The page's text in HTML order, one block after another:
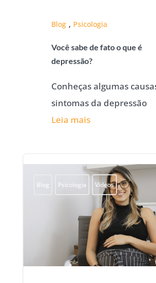
Blog , Psicologia
Você sabe de fato o que é
depressão?
Conheças algumas
sintomas da depressão
Leia mais
Blog Psicologia Vídeos